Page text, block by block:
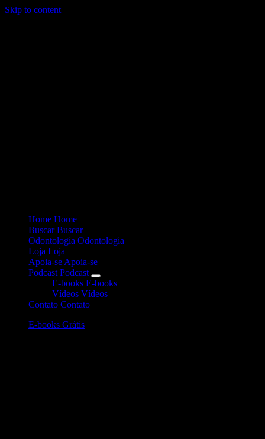
Skip to content
Home Home
Buscar Buscar
Odontologia Odontologia
Loja Loja
Apoia-se Apoia-se
Podcast Podcast
E-books E-books
Vídeos Vídeos
Contato Contato
E-books Grátis